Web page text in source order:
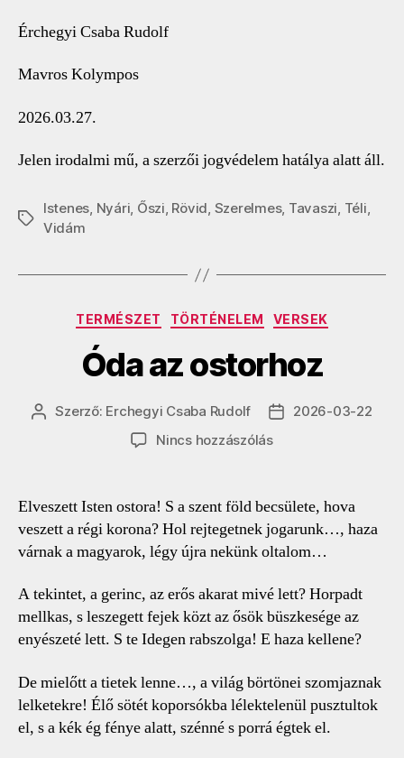
Érchegyi Csaba Rudolf
Mavros Kolympos
2026.03.27.
Jelen irodalmi mű, a szerzői jogvédelem hatálya alatt áll.
Címkék
Istenes, Nyári, Őszi, Rövid, Szerelmes, Tavaszi, Téli,
Vidám
Kategóriák
TERMÉSZET TÖRTÉNELEM VERSEK
Óda az ostorhoz
Bejegyzés
Szerző: Erchegyi Csaba Rudolf
Bejegyzés
2026-03-22
Nincs hozzászólása(z)
ostorhoz
bejegyzéshez
Elveszett Isten ostora! S a szent föld becsülete, hova
veszett a régi korona? Hol rejtegetnek jogarunk…, haza
várnak a magyarok, légy újra nekünk oltalom…
A tekintet, a gerinc, az erős akarat mivé lett? Horpadt
mellkas, s leszegett fejek közt az ősök büszkesége az
enyészeté lett. S te Idegen rabszolga! E haza kellene?
De mielőtt a tietek lenne…, a világ börtönei szomjaznak
lelketekre! Élő sötét koporsókba lélektelenül pusztultok
el, s a kék ég fénye alatt, szénné s porrá égtek el.